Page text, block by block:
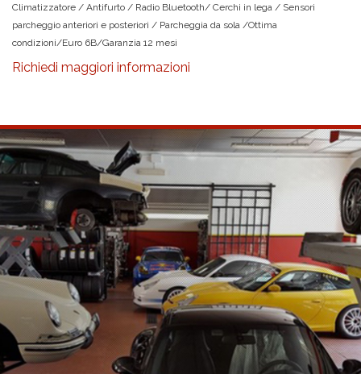
Climatizzatore / Antifurto / Radio Bluetooth/ Cerchi in lega / Sensori
parcheggio anteriori e posteriori / Parcheggia da sola /Ottima
condizioni/Euro 6B/Garanzia 12 mesi
Richiedi maggiori informazioni